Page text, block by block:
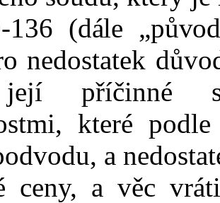
‑136 (dále
nedostatek
příčinné
které
a
ceny, a věc